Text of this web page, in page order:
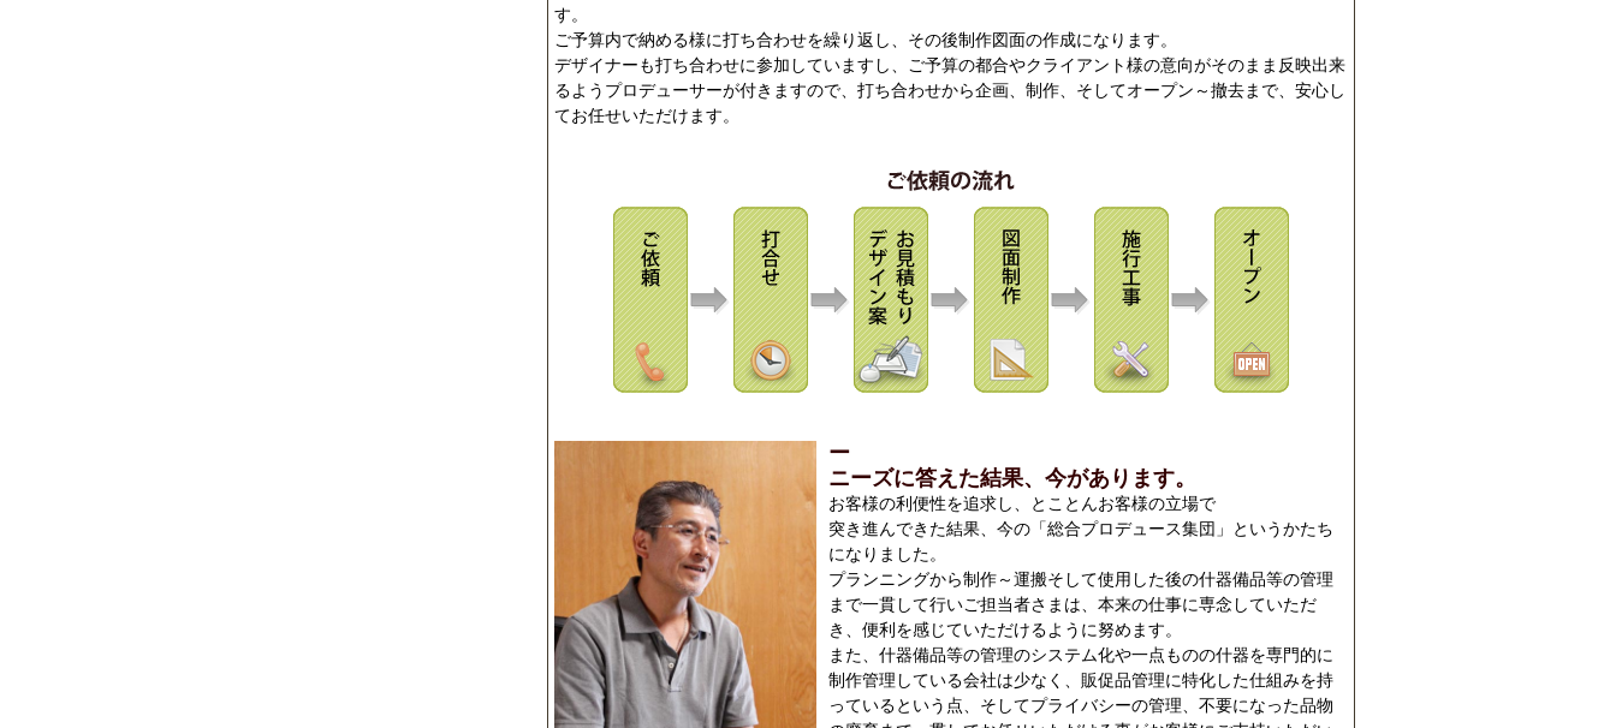
す。
ご予算内で納める様に打ち合わせを繰り返し、その後制作図面の作成になります。
デザイナーも打ち合わせに参加していますし、ご予算の都合やクライアント様の意向がそのまま反映出来
るようプロデューサーが付きますので、打ち合わせから企画、制作、そしてオープン～撤去まで、安心し
てお任せいただけます。
ー
ニーズに答えた結果、今があります。
お客様の利便性を追求し、とことんお客様の立場で
突き進んできた結果、今の「総合プロデュース集団」というかたち
になりました。
プランニングから制作～運搬そして使用した後の什器備品等の管理
まで一貫して行いご担当者さまは、本来の仕事に専念していただ
き、便利を感じていただけるように努めます。
また、什器備品等の管理のシステム化や一点ものの什器を専門的に
制作管理している会社は少なく、販促品管理に特化した仕組みを持
っているという点、そしてプライバシーの管理、不要になった品物